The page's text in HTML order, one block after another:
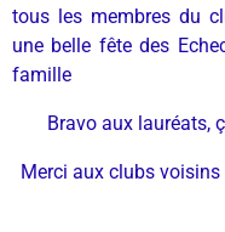
tous les membres du
une belle fête des
famille
Bravo aux lauréats,
Merci aux clubs voisins